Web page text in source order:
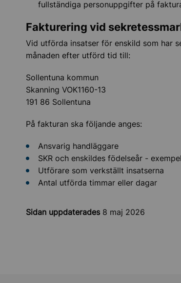
fullständiga personuppgifter på
Fakturering vid
Vid utförda insatser för enskild som har
månaden efter utförd tid till:
Sollentuna kommun
Skanning VOK1160-13
191 86 Sollentuna
På fakturan ska följande anges:
Ansvarig handläggare
SKR och enskildes födelseår -
Utförare som verkställt insatserna
Antal utförda timmar eller dagar
Sidan uppdaterades 8 maj 2026